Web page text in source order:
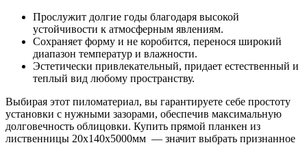
Прослужит долгие годы благодаря высокой
устойчивости к атмосферным явлениям.
Сохраняет форму и не коробится, перенося широкий
диапазон температур и влажности.
Эстетически привлекательный, придает естественный и
теплый вид любому пространству.
Выбирая этот пиломатериал, вы гарантируете себе простоту
установки с нужными зазорами, обеспечив максимальную
долговечность облицовки. Купить прямой планкен из
лиственницы 20x140x5000мм — значит выбрать признанное